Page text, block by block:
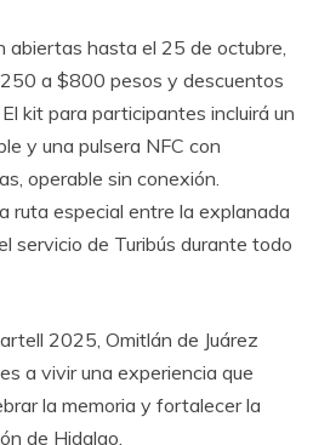
abiertas hasta el 25 de octubre,
a $800 pesos y descuentos
kit para participantes incluirá un
y una pulsera NFC con
operable sin conexión.
ruta especial entre la explanada
servicio de Turibús durante todo
2025, Omitlán de Juárez
a vivir una experiencia que
la memoria y fortalecer la
de Hidalgo.